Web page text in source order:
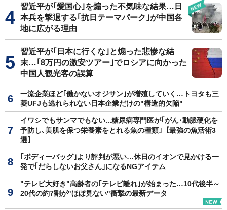
習近平が｢愛国心｣を煽った不気味な結果…日
本兵を撃退する｢抗日テーマパーク｣が中国各
地に広がる理由
習近平が｢日本に行くな｣と煽った悲惨な結
末…｢8万円の激安ツアー｣でロシアに向かった
中国人観光客の誤算
一流企業ほど｢働かないオジサン｣が増殖していく…トヨタも三
菱UFJも逃れられない日本企業だけの"構造的欠陥"
イワシでもサンマでもない...糖尿病専門医が｢がん･動脈硬化を
予防し､美肌を保つ栄養素をとれる魚の種類｣【最強の魚活術3
選】
｢ボディーバッグ｣より評判が悪い…休日のイオンで見かける一
発で｢だらしないお父さん｣になるNGアイテム
"テレビ大好き"高齢者の｢テレビ離れ｣が始まった…10代後半～
20代の約7割が"ほぼ見ない"衝撃の最新データ